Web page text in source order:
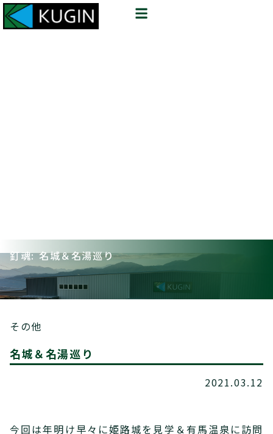
釘魂: 名城＆名湯巡り
その他
名城＆名湯巡り
2021.03.12
今回は年明け早々に姫路城を見学＆有馬温泉に訪問